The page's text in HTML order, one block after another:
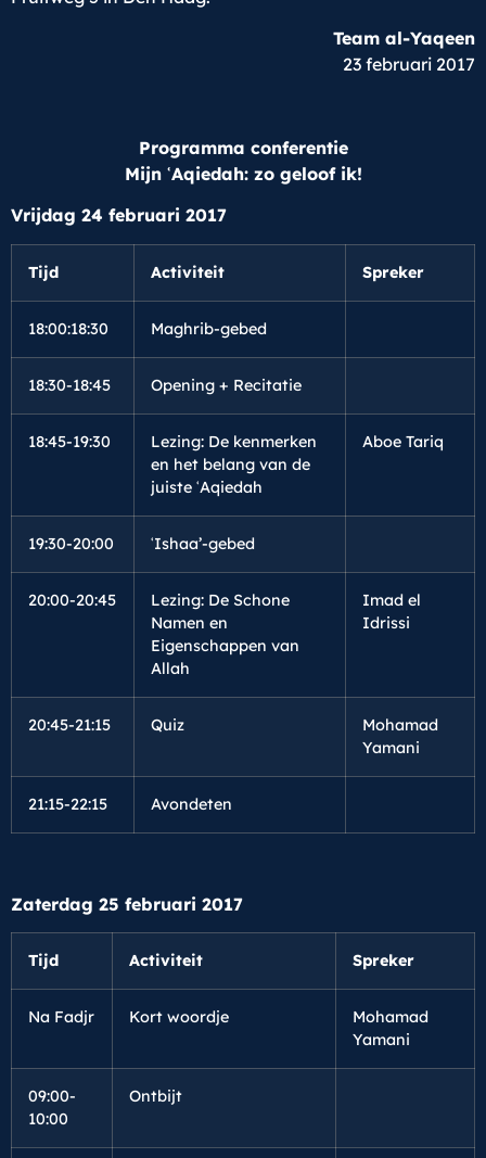
Team al-Yaqeen
23 februari 2017
Programma conferentie
Mijn ʿAqiedah: zo geloof ik!
Vrijdag 24 februari 2017
Tijd Activiteit Spreker
18:00:18:30 Maghrib-gebed
18:30-18:45 Opening + Recitatie
18:45-19:30
Lezing: De kenmerken
en het belang van de
juiste ʿAqiedah
Aboe Tariq
19:30-20:00 ʿIshaa’-gebed
20:00-20:45
Lezing: De Schone
Namen en
Eigenschappen van
Allah
Imad el
Idrissi
20:45-21:15 Quiz
Mohamad
Yamani
21:15-22:15 Avondeten
Zaterdag 25 februari 2017
Tijd Activiteit Spreker
Na Fadjr Kort woordje
Mohamad
Yamani
09:00-
10:00
Ontbijt